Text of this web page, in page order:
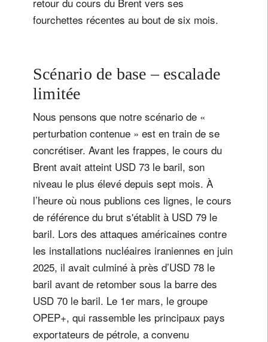
fourchettes récentes au bout de six mois.
Scénario de base – escalade
limitée
Nous pensons que notre scénario de «
perturbation contenue » est en train de se
concrétiser. Avant les frappes, le cours du
Brent avait atteint USD 73 le baril, son
niveau le plus élevé depuis sept mois. À
l’heure où nous publions ces lignes, le cours
de référence du brut s'établit à USD 79 le
baril. Lors des attaques américaines contre
les installations nucléaires iraniennes en juin
2025, il avait culminé à près d’USD 78 le
baril avant de retomber sous la barre des
USD 70 le baril. Le 1er mars, le groupe
OPEP+, qui rassemble les principaux pays
exportateurs de pétrole, a convenu